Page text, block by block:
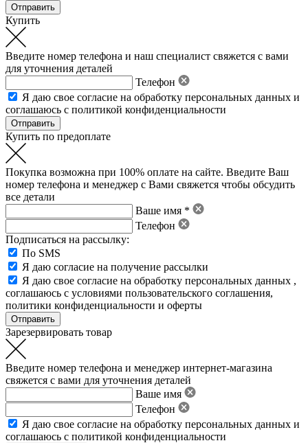
Купить
Введите номер телефона и наш специалист свяжется с вами
для уточнения деталей
Телефон
Я даю свое согласие на обработку персональных данных и
соглашаюсь с политикой конфиденциальности
Купить по предоплате
Покупка возможна при 100% оплате на сайте. Введите Ваш
номер телефона и менеджер с Вами свяжется чтобы обсудить
все детали
Ваше имя *
Телефон
Подписаться на рассылку:
По SMS
Я даю согласие на получение рассылки
Я даю свое согласие на обработку персональных данных ,
соглашаюсь с условиями пользовательского соглашения,
политики конфиденциальности и оферты
Зарезервировать товар
Введите номер телефона и менеджер интернет-магазина
свяжется с вами для уточнения деталей
Ваше имя
Телефон
Я даю свое согласие на обработку персональных данных и
соглашаюсь с политикой конфиденциальности